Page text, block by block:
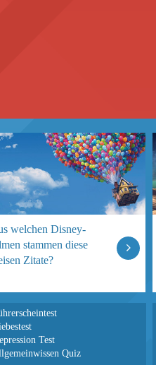
welchen Disney-
stammen diese
Zitate?
Test
Quiz